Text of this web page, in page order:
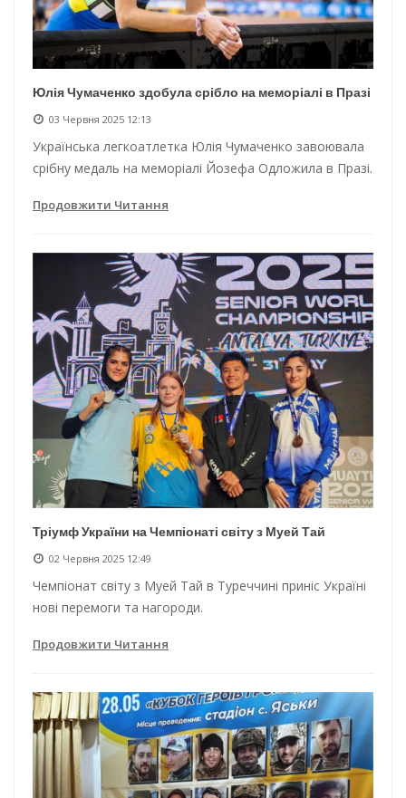
Юлія Чумаченко здобула срібло на меморіалі в Празі
03 Червня 2025 12:13
Українська легкоатлетка Юлія Чумаченко завоювала
срібну медаль на меморіалі Йозефа Одложила в Празі.
Продовжити Читання
Тріумф України на Чемпіонаті світу з Муей Тай
02 Червня 2025 12:49
Чемпіонат світу з Муей Тай в Туреччині приніс Україні
нові перемоги та нагороди.
Продовжити Читання